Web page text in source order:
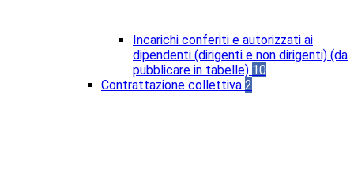
Incarichi conferiti e autorizzati ai
dipendenti (dirigenti e non dirigenti) (da
pubblicare in tabelle) 10
Contrattazione collettiva 2